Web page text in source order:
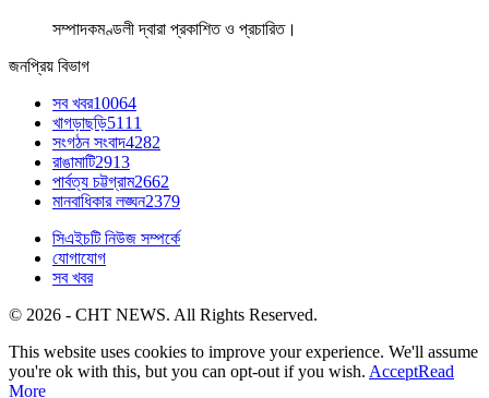
সম্পাদকমণ্ডলী দ্বারা প্রকাশিত ও প্রচারিত।
জনপ্রিয় বিভাগ
সব খবর10064
খাগড়াছড়ি5111
সংগঠন সংবাদ4282
রাঙামাটি2913
পার্বত্য চট্টগ্রাম2662
মানবাধিকার লঙ্ঘন2379
সিএইচটি নিউজ সম্পর্কে
যোগাযোগ
সব খবর
© 2026 - CHT NEWS. All Rights Reserved.
This website uses cookies to improve your experience. We'll assume
you're ok with this, but you can opt-out if you wish. AcceptRead
More